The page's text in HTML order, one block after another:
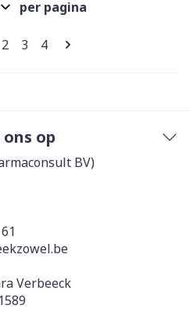
Pagina's
momenteel pagina
Pagina
2 Pagina
3 Pagina
4
per pagina
op
BV)
Verbeeck